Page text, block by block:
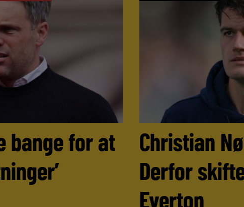
bange for at
Christian
Derfor
Everton